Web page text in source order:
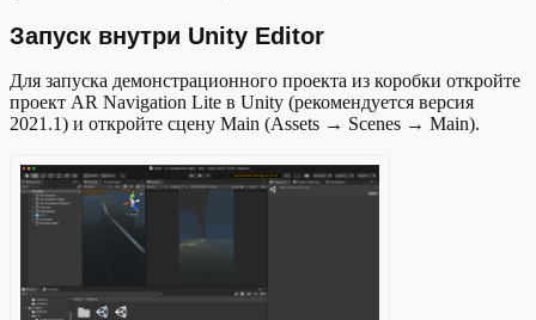
Запуск внутри Unity Editor
Для запуска демонстрационного проекта из коробки откройте
проект AR Navigation Lite в Unity (рекомендуется версия
2021.1) и откройте сцену Main (Assets → Scenes → Main).